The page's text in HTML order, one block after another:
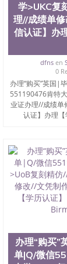
学>UKC复
理//成绩单
信认证】办
dfnsen
0
办理“购买”英国|
551190476肯特
业证办理//成绩单
认证】办理
办理“购买”
单|Q/微信